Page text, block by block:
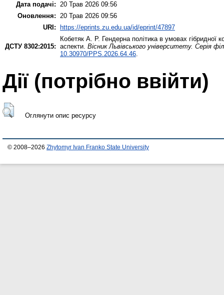
Дата подачі: 20 Трав 2026 09:56
Оновлення: 20 Трав 2026 09:56
URI:
https://eprints.zu.edu.ua/id/eprint/47897
ДСТУ 8302:2015:
Кобетяк А. Р. Гендерна політика в умовах гібридної
аспекти. Вісник Львівського університету. Серія
10.30970/PPS.2026.64.46.
Дії ​​(потрібно ввійти)
Оглянути опис ресурсу
© 2008–2026 Zhytomyr Ivan Franko State University